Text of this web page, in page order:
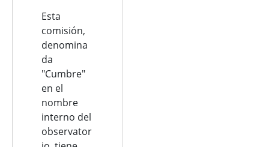
Esta
comisión,
denomina
da
"Cumbre"
en el
nombre
interno del
observator